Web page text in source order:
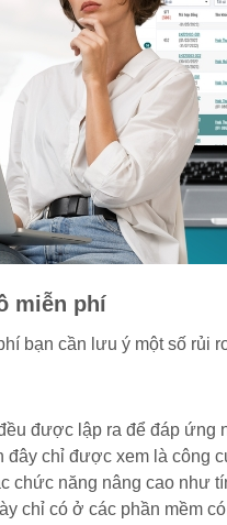
miễn phí
bạn cần lưu ý một số rủi
được lập ra để đáp ứng
chỉ được xem là công
chức năng nâng cao như
chỉ có ở các phần mềm có